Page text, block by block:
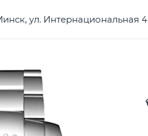
ул. Интернациональная 4